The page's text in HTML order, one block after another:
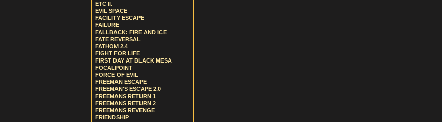
ETC II.
EVIL SPACE
FACILITY ESCAPE
FAILURE
FALLBACK: FIRE AND ICE
FATE REVERSAL
FATHOM 2.4
FIGHT FOR LIFE
FIRST DAY AT BLACK MESA
FOCALPOINT
FORCE OF EVIL
FREEMAN ESCAPE
FREEMAN'S ESCAPE 2.0
FREEMANS RETURN 1
FREEMANS RETURN 2
FREEMANS REVENGE
FRIENDSHIP